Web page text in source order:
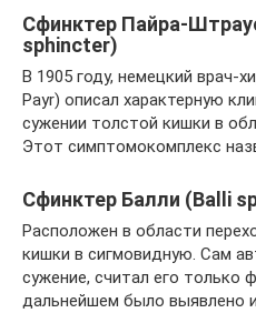
Сфинктер Пайра-
sphincter)
В 1905 году, немецкий врач-
Payr) описал характерную
сужении толстой кишки в
Этот симптомокомплекс
Сфинктер Балли (Balli
Расположен в области
кишки в сигмовидную. Сам
сужение, считал его только
дальнейшем было выявлено